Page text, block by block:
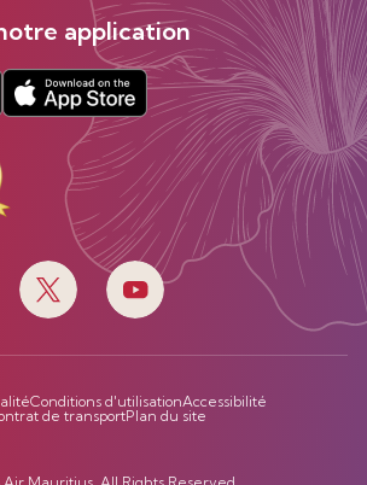
application
Conditions d'utilisationAccessibilité
de transportPlan du site